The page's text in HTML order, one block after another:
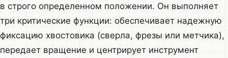
в строго определенном положении. Он выполняет
три критические функции: обеспечивает надежную
фиксацию хвостовика (сверла, фрезы или метчика),
передает вращение и центрирует инструмент